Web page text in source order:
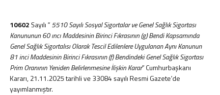
Vergi Planlaması
İş ve Sosyal Güvenlik
Sirküler
2026 - Sirküler
2025 - Sirküler
2024 - Sirküler
10602 Sayılı ”5510 Sayılı Sosyal Sigortalar ve Genel Sağlık Sigortası
Kanununun 60 ıncı Maddesinin Birinci Fıkrasının (g) Bendi Kapsamında
Genel Sağlık Sigortalısı Olarak Tescil Edilenlere Uygulanan Aynı Kanunun
81 inci Maddesinin Birinci Fıkrasının (f) Bendindeki Genel Sağlık Sigortası
Prim Oranının Yeniden Belirlenmesine İlişkin Karar” Cumhurbaşkanı
Kararı, 21.11.2025 tarihli ve 33084 sayılı Resmi Gazete’de
yayımlanmıştır.